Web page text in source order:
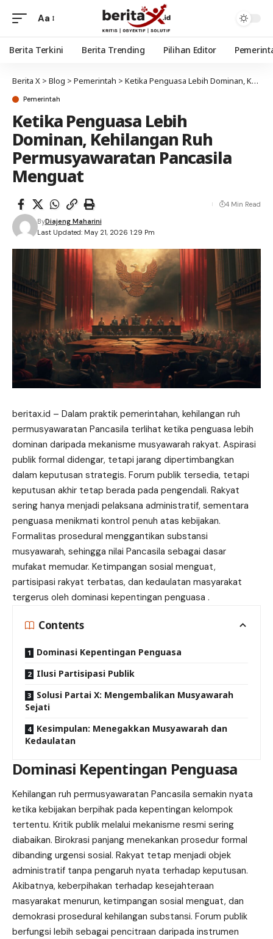
Aa
Berita Terkini Berita Trending Pilihan Editor
Berita X > Blog > Pemerintah > Ketika Penguasa Lebih Dominan, Kehilangan Ruh Permusyawaratan Pancasila Menguat
Pemerintah
Ketika Penguasa Lebih
Dominan, Kehilangan Ruh
Permusyawaratan Pancasila
Menguat
Last Updated: May 21, 2026 1:29 Pm
ByDiajeng Maharini
4 Min Read
beritax.id – Dalam praktik pemerintahan, kehilangan ruh
permusyawaratan Pancasila terlihat ketika penguasa lebih
dominan daripada mekanisme musyawarah rakyat. Aspirasi
publik formal didengar, tetapi jarang dipertimbangkan
dalam keputusan strategis. Forum publik tersedia, tetapi
keputusan akhir tetap berada pada pengendali. Rakyat
sering hanya menjadi pelaksana administratif, sementara
penguasa menikmati kontrol penuh atas kebijakan.
Formalitas prosedural menggantikan substansi
musyawarah, sehingga nilai Pancasila sebagai dasar
mufakat memudar. Ketimpangan sosial menguat,
partisipasi rakyat terbatas, dan kedaulatan masyarakat
tergerus oleh dominasi kepentingan penguasa .
Contents
Dominasi Kepentingan Penguasa
Ilusi Partisipasi Publik
Solusi Partai X: Mengembalikan Musyawarah
Sejati
Kesimpulan: Menegakkan Musyawarah dan
Kedaulatan
Dominasi Kepentingan Penguasa
Kehilangan ruh permusyawaratan Pancasila semakin nyata
ketika kebijakan berpihak pada kepentingan kelompok
tertentu. Kritik publik melalui mekanisme resmi sering
diabaikan. Birokrasi panjang menekankan prosedur formal
dibanding urgensi sosial. Rakyat tetap menjadi objek
administratif tanpa pengaruh nyata terhadap keputusan.
Akibatnya, keberpihakan terhadap kesejahteraan
masyarakat menurun, ketimpangan sosial menguat, dan
demokrasi prosedural kehilangan substansi. Forum publik
berfungsi lebih sebagai pencitraan daripada instrumen